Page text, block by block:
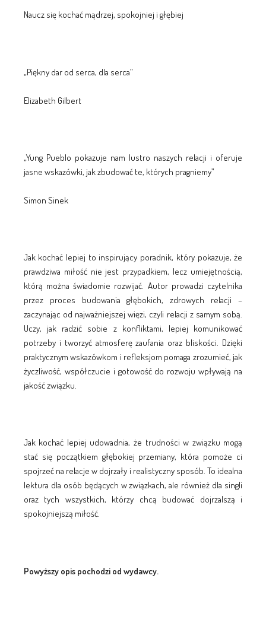
Naucz się kochać mądrzej, spokojniej i głębiej
„Piękny dar od serca, dla serca”
Elizabeth Gilbert
„Yung Pueblo pokazuje nam lustro naszych relacji i oferuje
jasne wskazówki, jak zbudować te, których pragniemy”
Simon Sinek
Jak kochać lepiej to inspirujący poradnik, który pokazuje, że
prawdziwa miłość nie jest przypadkiem, lecz umiejętnością,
którą można świadomie rozwijać. Autor prowadzi czytelnika
przez proces budowania głębokich, zdrowych relacji –
zaczynając od najważniejszej więzi, czyli relacji z samym sobą.
Uczy, jak radzić sobie z konfliktami, lepiej komunikować
potrzeby i tworzyć atmosferę zaufania oraz bliskości. Dzięki
praktycznym wskazówkom i refleksjom pomaga zrozumieć, jak
życzliwość, współczucie i gotowość do rozwoju wpływają na
jakość związku.
Jak kochać lepiej udowadnia, że trudności w związku mogą
stać się początkiem głębokiej przemiany, która pomoże ci
spojrzeć na relacje w dojrzały i realistyczny sposób. To idealna
lektura dla osób będących w związkach, ale również dla singli
oraz tych wszystkich, którzy chcą budować dojrzalszą i
spokojniejszą miłość.
Powyższy opis pochodzi od wydawcy.